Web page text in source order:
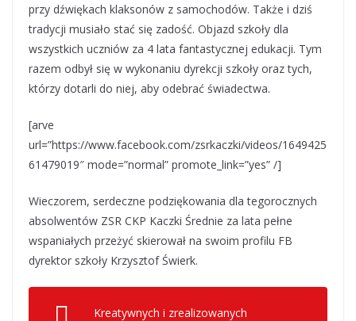
przy dźwiękach klaksonów z samochodów. Także i dziś
tradycji musiało stać się zadość. Objazd szkoły dla
wszystkich uczniów za 4 lata fantastycznej edukacji. Tym
razem odbył się w wykonaniu dyrekcji szkoły oraz tych,
którzy dotarli do niej, aby odebrać świadectwa.
[arve
url=”https://www.facebook.com/zsrkaczki/videos/1649425
61479019″ mode=”normal” promote_link=”yes” /]
Wieczorem, serdeczne podziękowania dla tegorocznych
absolwentów ZSR CKP Kaczki Średnie za lata pełne
wspaniałych przeżyć skierował na swoim profilu FB
dyrektor szkoły Krzysztof Świerk.
Kreatywnych i zrealizowanych